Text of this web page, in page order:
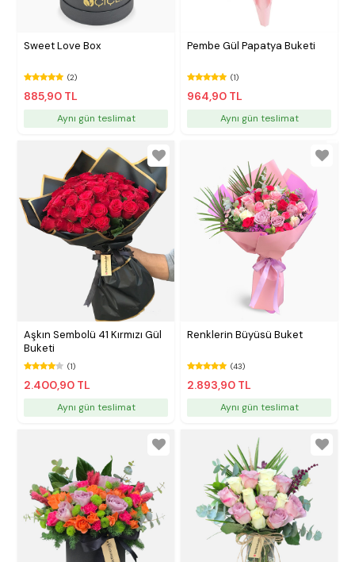
Sweet Love Box
(2)
885,90 TL
Aynı gün teslimat
Pembe Gül Papatya Buketi
(1)
964,90 TL
Aynı gün teslimat
Aşkın Sembolü 41 Kırmızı Gül
Buketi
(1)
2.400,90 TL
Aynı gün teslimat
Renklerin Büyüsü Buket
(43)
2.893,90 TL
Aynı gün teslimat